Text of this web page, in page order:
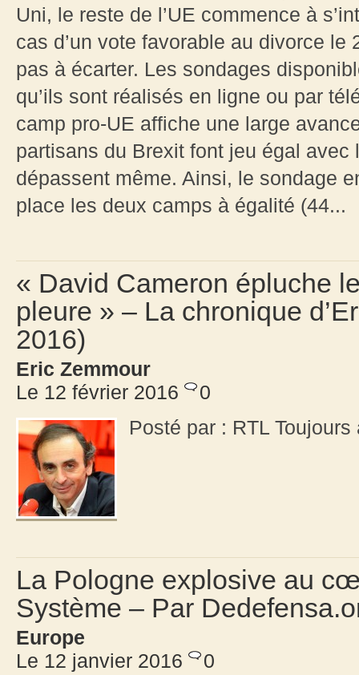
Uni, le reste de l’UE commence à
cas d’un vote favorable au divorce le
pas à écarter. Les sondages
qu’ils sont réalisés en ligne ou par
camp pro-UE affiche une large
partisans du Brexit font jeu égal
dépassent même. Ainsi, le sondage
place les deux camps à égalité (44...
« David Cameron épluche
pleure » – La chronique
2016)
Eric Zemmour
Le 12 février 2016
0
Posté par : RTL
La Pologne explosive au
Système – Par
Europe
Le 12 janvier 2016
0